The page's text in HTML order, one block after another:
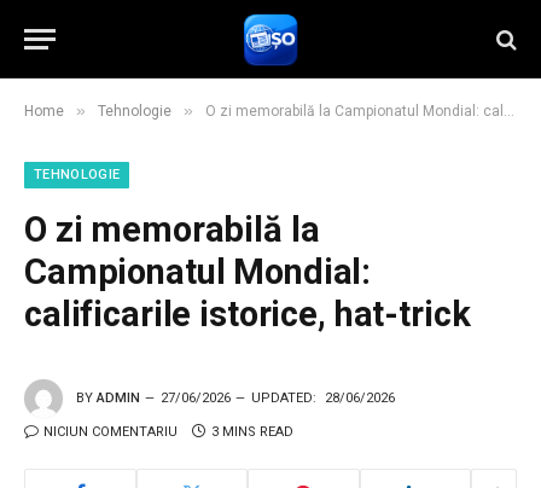
Home » Tehnologie » O zi memorabilă la Campionatul Mondial: calificarile istorice, hat-trick
TEHNOLOGIE
O zi memorabilă la
Campionatul Mondial:
calificarile istorice, hat-trick
BY ADMIN 27/06/2026 UPDATED: 28/06/2026
NICIUN COMENTARIU 3 MINS READ